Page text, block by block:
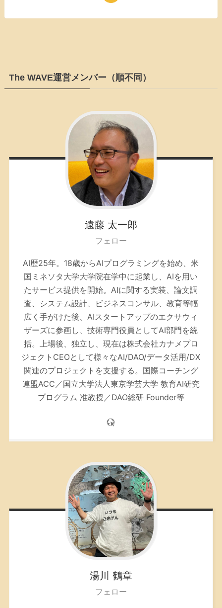
The WAVE運営メンバー（順不同）
遠藤 太一郎
フェロー
AI歴25年。 18歳からAIプログラミングを始め、米
国ミネソタ大学大学院在学中に起業し、AIを用い
たサービス提供を開始。AIに関する実装、論文調
査、システム設計、ビジネスコンサル、教育等幅
広く手がけた後、AIスタートアップのエクサウィ
ザーズに参画し、技術専門役員としてAI部門を統
括。上場後、独立し、現在は株式会社カナメプロ
ジェクトCEOとして様々なAI/DAO/データ活用/DX
関連のプロジェクトを支援する。 国際コーチング
連盟ACC／国立大学法人東京学芸大学 教育AI研究
プログラム 准教授／DAO総研 Founder等
湯川 鶴章
フェロー